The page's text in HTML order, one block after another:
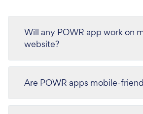
Will any POWR app work on
website?
Are POWR apps mobile-